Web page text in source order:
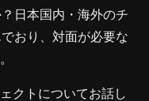
日本国内・海外のチ
おり、対面が必要な
クトについてお話し